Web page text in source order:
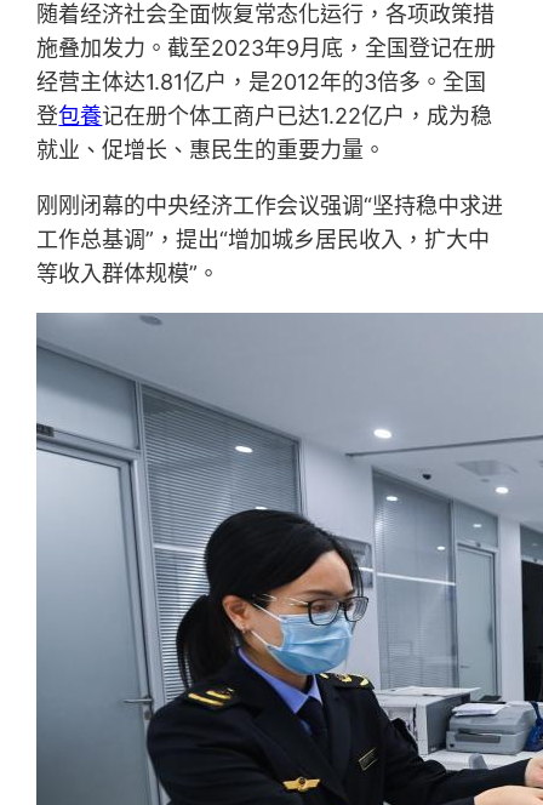
随着经济社会全面恢复常态化运行，各项政策措
施叠加发力。截至2023年9月底，全国登记在册
经营主体达1.81亿户，是2012年的3倍多。全国
登包養记在册个体工商户已达1.22亿户，成为稳
就业、促增长、惠民生的重要力量。
刚刚闭幕的中央经济工作会议强调“坚持稳中求进
工作总基调”，提出“增加城乡居民收入，扩大中
等收入群体规模”。